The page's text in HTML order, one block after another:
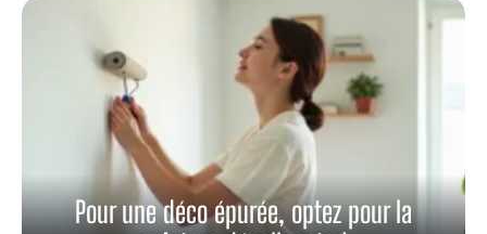
Pour une déco épurée, optez pour la